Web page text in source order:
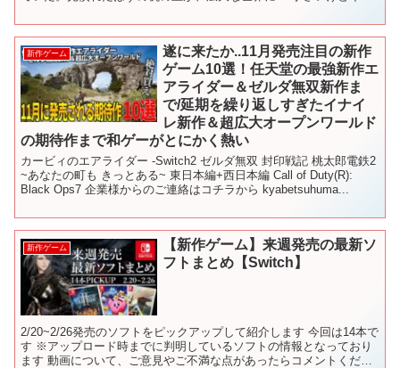
新作ゲーム
遂に来たか..11月発売注目の新作
ゲーム10選！任天堂の最強新作エ
アライダー＆ゼルダ無双新作ま
で/延期を繰り返しすぎたイナイ
レ新作＆超広大オープンワールド
の期待作まで和ゲーがとにかく熱い
カービィのエアライダー -Switch2 ゼルダ無双 封印戦記 桃太郎電鉄2
~あなたの町も きっとある~ 東日本編+西日本編 Call of Duty(R):
Black Ops7 企業様からのご連絡はコチラから kyabetsuhuma...
新作ゲーム
【新作ゲーム】来週発売の最新ソ
フトまとめ【Switch】
2/20~2/26発売のソフトをピックアップして紹介します 今回は14本で
す ※アップロード時までに判明しているソフトの情報となっており
ます 動画について、ご意見やご不満な点があったらコメントくださ